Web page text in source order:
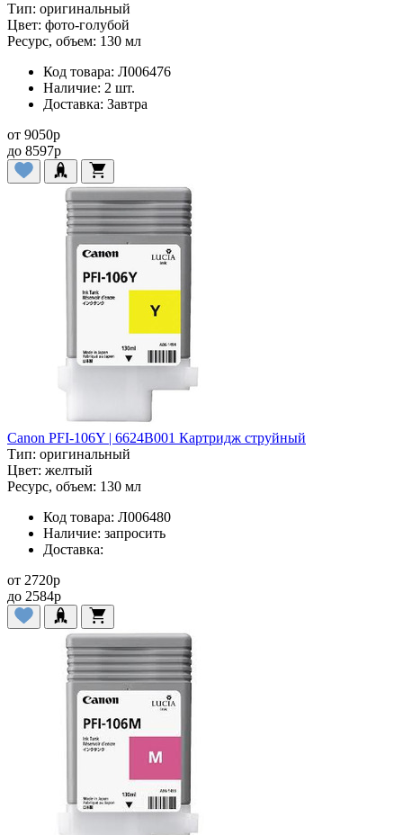
Тип: оригинальный
Цвет: фото-голубой
Ресурс, объем: 130 мл
Код товара: Л006476
Наличие: 2 шт.
Доставка: Завтра
от 9050p
до 8597p
Canon PFI-106Y | 6624B001 Картридж струйный
Тип: оригинальный
Цвет: желтый
Ресурс, объем: 130 мл
Код товара: Л006480
Наличие: запросить
Доставка:
от 2720p
до 2584p